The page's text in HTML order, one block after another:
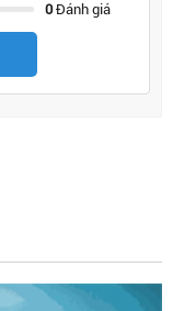
0Đánh giá